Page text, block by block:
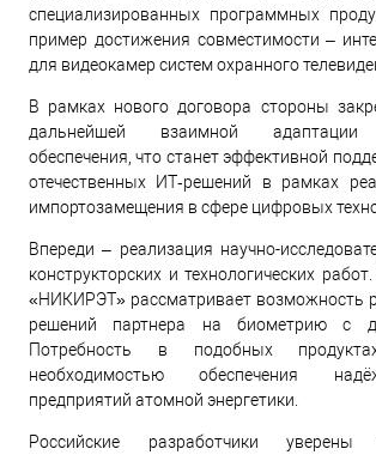
специализированных программных
пример достижения совместимости ‒
для видеокамер систем охранного
В рамках нового договора стороны
дальнейшей взаимной адаптации
обеспечения, что станет эффективной
отечественных ИТ‑решений в рамках
импортозамещения в сфере цифровых
Впереди ‒ реализация научно-
конструкторских и технологических
«НИКИРЭТ» рассматривает возможность
решений партнера на биометрию с
Потребность в подобных
необходимостью обеспечения
предприятий атомной энергетики.
Российские разработчики